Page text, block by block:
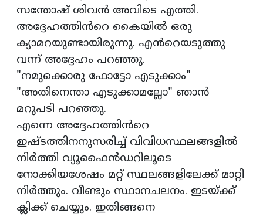
സന്തോഷ് ശിവൻ അവിടെ എത്തി.
അദ്ദേഹത്തിൻറെ കൈയിൽ ഒരു
ക്യാമറയുണ്ടായിരുന്നു. എൻറെയടുത്തു
വന്ന് അദ്ദേഹം പറഞ്ഞു.
"നമുക്കൊരു ഫോട്ടോ എടുക്കാം"
"അതിനെന്താ എടുക്കാമല്ലോ" ഞാൻ
മറുപടി പറഞ്ഞു.
എന്നെ അദ്ദേഹത്തിൻറെ
ഇഷ്ടത്തിനനുസരിച്ച് വിവിധസ്ഥലങ്ങളിൽ
നിർത്തി വ്യൂഫൈൻഡറിലൂടെ
നോക്കിയശേഷം മറ്റ് സ്ഥലങ്ങളിലേക്ക് മാറ്റി
നിർത്തും. വീണ്ടും സ്ഥാനചലനം. ഇടയ്ക്ക്
ക്ലിക്ക് ചെയ്യും. ഇതിങ്ങനെ